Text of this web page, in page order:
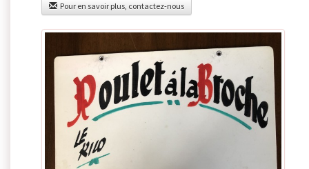
Pour en savoir plus, contactez-nous